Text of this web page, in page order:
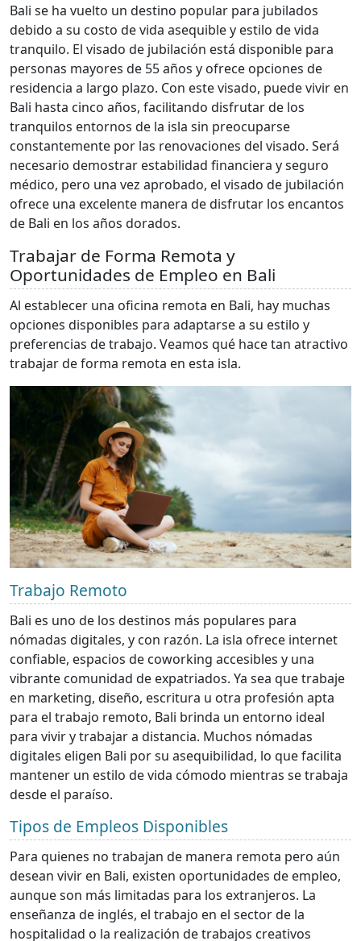
Bali se ha vuelto un destino popular para jubilados
debido a su costo de vida asequible y estilo de vida
tranquilo. El visado de jubilación está disponible para
personas mayores de 55 años y ofrece opciones de
residencia a largo plazo. Con este visado, puede vivir en
Bali hasta cinco años, facilitando disfrutar de los
tranquilos entornos de la isla sin preocuparse
constantemente por las renovaciones del visado. Será
necesario demostrar estabilidad financiera y seguro
médico, pero una vez aprobado, el visado de jubilación
ofrece una excelente manera de disfrutar los encantos
de Bali en los años dorados.
Trabajar de Forma Remota y
Oportunidades de Empleo en Bali
Al establecer una oficina remota en Bali, hay muchas
opciones disponibles para adaptarse a su estilo y
preferencias de trabajo. Veamos qué hace tan atractivo
trabajar de forma remota en esta isla.
Trabajo Remoto
Bali es uno de los destinos más populares para
nómadas digitales, y con razón. La isla ofrece internet
confiable, espacios de coworking accesibles y una
vibrante comunidad de expatriados. Ya sea que trabaje
en marketing, diseño, escritura u otra profesión apta
para el trabajo remoto, Bali brinda un entorno ideal
para vivir y trabajar a distancia. Muchos nómadas
digitales eligen Bali por su asequibilidad, lo que facilita
mantener un estilo de vida cómodo mientras se trabaja
desde el paraíso.
Tipos de Empleos Disponibles
Para quienes no trabajan de manera remota pero aún
desean vivir en Bali, existen oportunidades de empleo,
aunque son más limitadas para los extranjeros. La
enseñanza de inglés, el trabajo en el sector de la
hospitalidad o la realización de trabajos creativos